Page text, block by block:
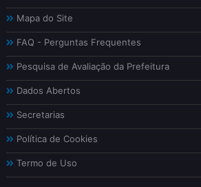
Mapa do Site
FAQ - Perguntas Frequentes
Pesquisa de Avaliação da Prefeitura
Dados Abertos
Secretarias
Política de Cookies
Termo de Uso